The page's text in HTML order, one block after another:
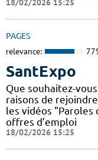
18/02/2026 15:25
PAGES
relevance:
SantExpo
Que souhaitez-
raisons de
les vidéos "Paroles
offres d’emploi
18/02/2026 15:25